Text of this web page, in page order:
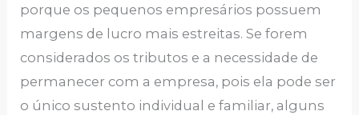
porque os pequenos empresários possuem
margens de lucro mais estreitas. Se forem
considerados os tributos e a necessidade de
permanecer com a empresa, pois ela pode ser
o único sustento individual e familiar, alguns